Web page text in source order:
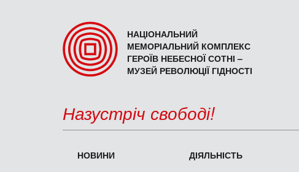
НАЦІОНАЛЬНИЙ
МЕМОРІАЛЬНИЙ КОМПЛЕКС
ГЕРОЇВ НЕБЕСНОЇ СОТНІ –
МУЗЕЙ РЕВОЛЮЦІЇ ГІДНОСТІ
Назустріч свободі!
НОВИНИ
ДІЯЛЬНІСТЬ